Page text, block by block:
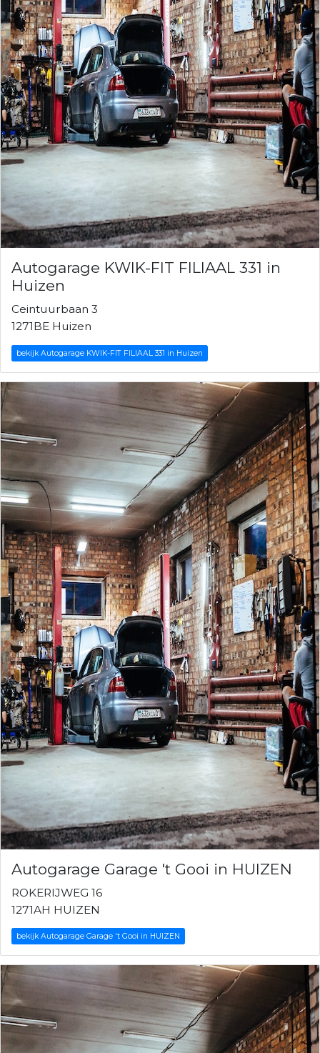
Autogarage KWIK-FIT FILIAAL 331 in
Huizen
Ceintuurbaan 3
1271BE Huizen
bekijk Autogarage KWIK-FIT FILIAAL 331 in Huizen
Autogarage Garage 't Gooi in HUIZEN
ROKERIJWEG 16
1271AH HUIZEN
bekijk Autogarage Garage 't Gooi in HUIZEN